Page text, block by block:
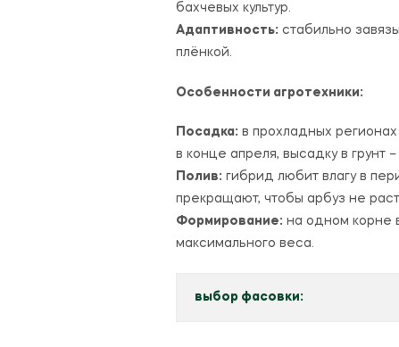
бахчевых культур.
Адаптивность: стабильно
плёнкой.
Особенности агротехники:
Посадка: в прохладных
в конце апреля, высадку в грунт
Полив: гибрид любит влагу в
прекращают, чтобы арбуз не
Формирование: на одном корне
максимального веса.
выбор фасовки: